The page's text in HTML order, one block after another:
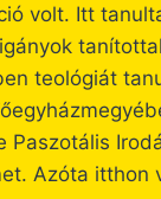
volt. Itt
teológiát
Paszotális
Azóta itthon